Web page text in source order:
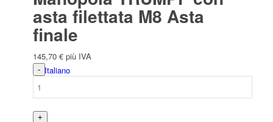
Italiano
asta filettata M8 Asta
finale
145,70 € più IVA